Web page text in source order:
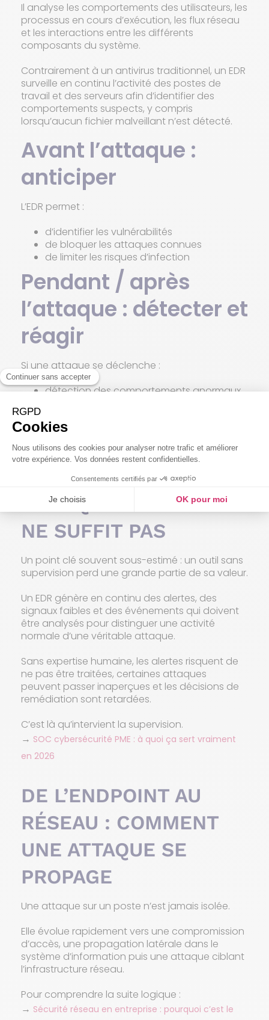
Il analyse les comportements des utilisateurs, les
processus en cours d’exécution, les flux réseau
et les interactions entre les différents
composants du système.
Contrairement à un antivirus traditionnel, un EDR
surveille en continu l’activité des postes de
travail et des serveurs afin d’identifier des
comportements suspects, y compris
lorsqu’aucun fichier malveillant n’est détecté.
Avant l’attaque :
anticiper
L’EDR permet :
d’identifier les vulnérabilités
de bloquer les attaques connues
de limiter les risques d’infection
Pendant / après
l’attaque : détecter et
réagir
Si une attaque se déclenche :
détection des comportements anormaux
analyse des événements
C’est ce qui fait la différence entre une alerte…
et une crise.
POURQUOI L’EDR SEUL
NE SUFFIT PAS
Un point clé souvent sous-estimé : un outil sans
supervision perd une grande partie de sa valeur.
Un EDR génère en continu des alertes, des
signaux faibles et des événements qui doivent
être analysés pour distinguer une activité
normale d’une véritable attaque.
Sans expertise humaine, les alertes risquent de
ne pas être traitées, certaines attaques
peuvent passer inaperçues et les décisions de
remédiation sont retardées.
C’est là qu’intervient la supervision.
→ SOC cybersécurité PME : à quoi ça sert vraiment
en 2026
DE L’ENDPOINT AU
RÉSEAU : COMMENT
UNE ATTAQUE SE
PROPAGE
Une attaque sur un poste n’est jamais isolée.
Elle évolue rapidement vers une compromission
d’accès, une propagation latérale dans le
système d’information puis une attaque ciblant
l’infrastructure réseau.
Pour comprendre la suite logique :
→ Sécurité réseau en entreprise : pourquoi c’est le